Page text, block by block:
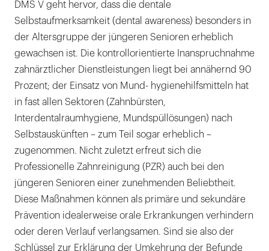
DMS V geht hervor, dass die dentale
Selbstaufmerksamkeit (dental awareness) besonders in
der Altersgruppe der jüngeren Senioren erheblich
gewachsen ist. Die kontrollorientierte Inanspruchnahme
zahnärztlicher Dienstleistungen liegt bei annähernd 90
Prozent; der Einsatz von Mund- hygienehilfsmitteln hat
in fast allen Sektoren (Zahnbürsten,
Interdentalraumhygiene, Mundspüllösungen) nach
Selbstauskünften – zum Teil sogar erheblich –
zugenommen. Nicht zuletzt erfreut sich die
Professionelle Zahnreinigung (PZR) auch bei den
jüngeren Senioren einer zunehmenden Beliebtheit.
Diese Maßnahmen können als primäre und sekundäre
Prävention idealerweise orale Erkrankungen verhindern
oder deren Verlauf verlangsamen. Sind sie also der
Schlüssel zur Erklärung der Umkehrung der Befunde